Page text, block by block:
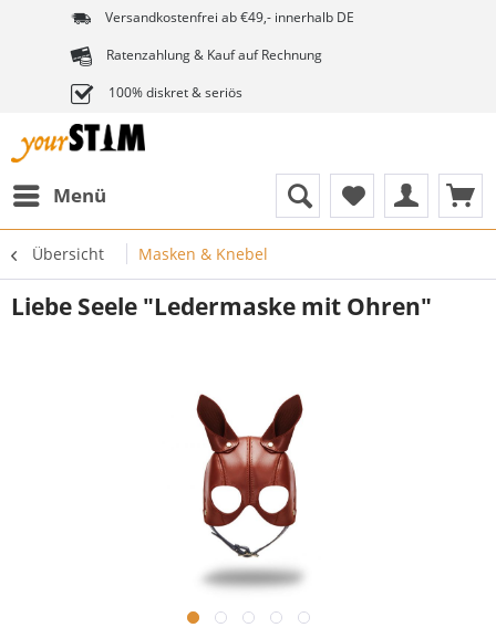
Versandkostenfrei ab €49,- innerhalb DE
Ratenzahlung & Kauf auf Rechnung
100% diskret & seriös
Menü
Übersicht Masken & Knebel
Liebe Seele "Ledermaske mit Ohren"